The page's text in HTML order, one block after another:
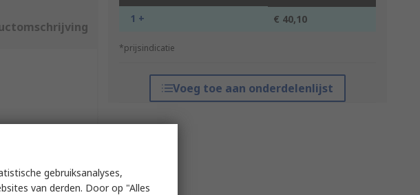
1 + € 40,10
*prijsindicatie
Voeg toe aan onderdelenlijst
gebruiksanalyses,
van derden. Door op "Alles